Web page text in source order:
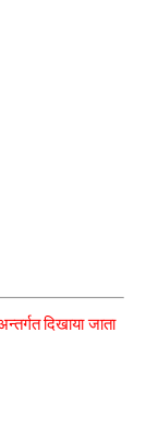
दिखाया जाता